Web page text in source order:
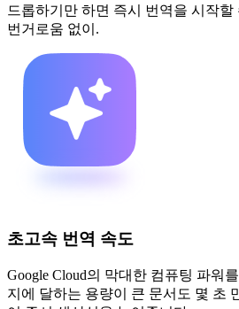
드롭하기만 하면 즉시 번역을 시작할
번거로움 없이.
초고속 번역 속도
Google Cloud의 막대한 컴퓨팅 파워
지에 달하는 용량이 큰 문서도 몇 초